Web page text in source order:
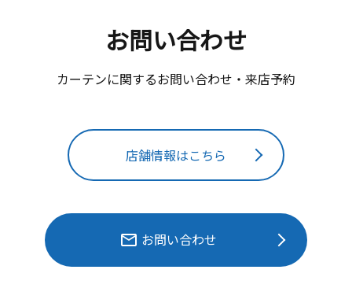
お問い合わせ
カーテンに関するお問い合わせ・来店予約
店舗情報はこちら
お問い合わせ